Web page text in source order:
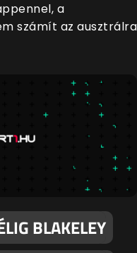
a
számít az ausztrálra
BLAKELEY